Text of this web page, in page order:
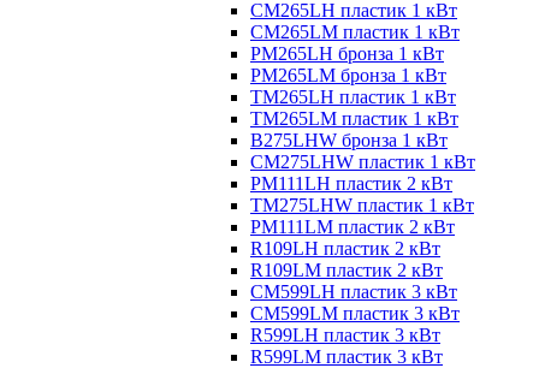
CM265LH пластик 1 кВт
CM265LM пластик 1 кВт
PM265LH бронза 1 кВт
PM265LM бронза 1 кВт
TM265LH пластик 1 кВт
TM265LM пластик 1 кВт
B275LHW бронза 1 кВт
CM275LHW пластик 1 кВт
PM111LH пластик 2 кВт
TM275LHW пластик 1 кВт
PM111LM пластик 2 кВт
R109LH пластик 2 кВт
R109LM пластик 2 кВт
CM599LH пластик 3 кВт
CM599LM пластик 3 кВт
R599LH пластик 3 кВт
R599LM пластик 3 кВт